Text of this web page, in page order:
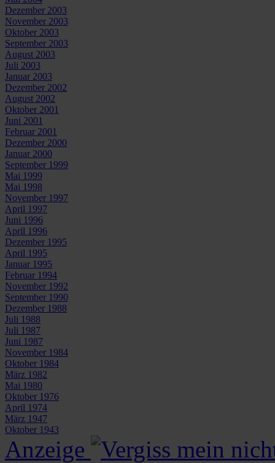
Dezember 2003
November 2003
Oktober 2003
September 2003
August 2003
Juli 2003
Januar 2003
Dezember 2002
August 2002
Oktober 2001
Juni 2001
Februar 2001
Dezember 2000
Januar 2000
September 1999
Mai 1999
Mai 1998
November 1997
April 1997
Juni 1996
April 1996
Dezember 1995
April 1995
Januar 1995
Februar 1994
November 1992
September 1990
Dezember 1988
Juli 1988
Juli 1987
Juni 1987
November 1984
Oktober 1984
März 1982
Mai 1980
Oktober 1976
April 1974
März 1947
Oktober 1943
Anzeige